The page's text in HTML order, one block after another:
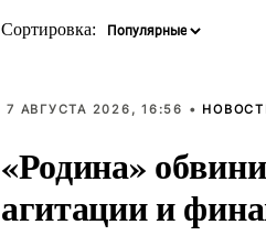
Сортировка:
7 АВГУСТА 2026, 16:56 •
«Родина»
агитации и